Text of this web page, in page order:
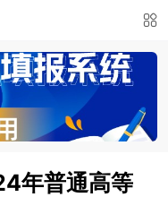
年普通高等